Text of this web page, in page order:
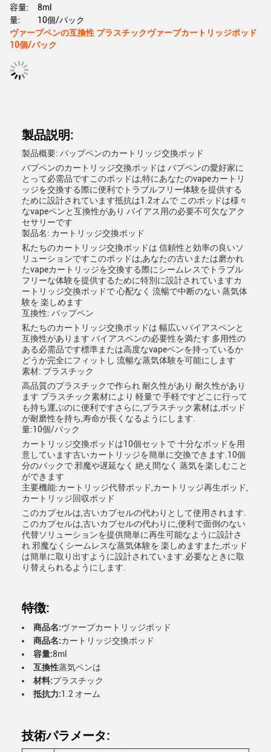
容量:
8ml
量:
10個/パック
ヴァープペンの互換性 プラスチックヴァープカートリッジポッド
10個/パック
製品説明:
製品概要: バップペンのカートリッジ交換ポッド
バプペンのカートリッジ交換ポッドは バプペンの愛好家に
とって必需品ですこのポッドは,特にあなたのvapeカートリ
ッジを交換する際に便利でトラブルフリー体験を提供する
ために設計されています抵抗は1.2オムで このポッドは様々
なvapeペンと互換性があり バイアス用の必要不可欠なアク
セサリーです
製品名: カートリッジ交換ポッド
私たちのカートリッジ交換ポッドは 信頼性と効率の良いソ
リューションですこのポッドは,あなたの古いまたは磨かれ
たvapeカートリッジを交換する際にシームレスでトラブル
フリーな体験を提供するために特別に設計されていますカ
ートリッジ交換ポッドで 心配なく 流暢で中断のない 蒸気体
験を 楽しめます
互換性: バップペン
私たちのカートリッジ交換ポッドは 幅広いバイアスペンと
互換性があります バイアスペンの必要性を満たす 多用性の
ある必需品です標準または高度なvapeペンを持っているか
どうか完全にフィットし 流暢な蒸気体験を可能にします
素材: プラスチック
高品質のプラスチックで作られ 耐久性があり 耐久性があり
ます プラスチック素材により 軽量で 手軽ですどこに行って
も持ち運ぶのに便利ですさらに,プラスチック素材は,ポッド
が耐磨性を持ち,寿命が長くなるようにします.
量:10個/パック
カートリッジ交換ポッドは10個セットで 十分なポッドを用
意しています古いカートリッジを簡単に交換できます.10個
分のパックで 邪魔や遅延なく 絶え間なく 蒸気を楽しむこと
ができます
主要機能:カートリッジ代替ポッド,カートリッジ再生ポッド,
カートリッジ回収ポッド
このカプセルは,古いカプセルの代わりとして使用されます.
このカプセルは,古いカプセルの代わりに,便利で面倒のない
代替ソリューションを提供簡単に再生可能なように設計さ
れ 邪魔なくシームレスな蒸気体験を 楽しめますまた,ポッド
は簡単に取り出すように設計されています.必要なときに取
り替えられるようにします.
特徴:
商品名:ヴァープカートリッジポッド
商品名:カートリッジ交換ポッド
容量:8ml
互換性蒸気ペンは
材料:プラスチック
抵抗力:1.2 オーム
技術パラメータ: